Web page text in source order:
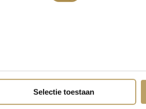
Selectie toestaan